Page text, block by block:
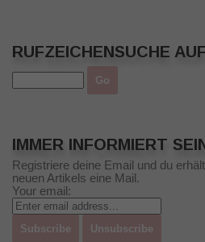
RUFZEICHENSUCHE
IMMER INFORMIERT
Registriere deine Email und du
neuen Artikels eine Mail.
Your email: